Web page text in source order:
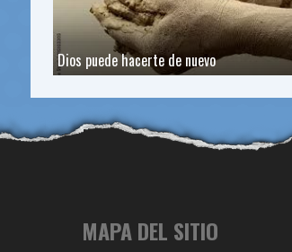
Dios puede hacerte de nuevo
MAPA DEL SITIO